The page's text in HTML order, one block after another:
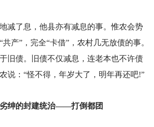
减了息，他县亦有减息的事。惟农会势
产”，完全“卡借”，农村几无放债的事。
旧债。旧债不仅减息，连老本也不许债
说：“怪不得，年岁大了，明年再还吧!”
绅的封建统治——打倒都团